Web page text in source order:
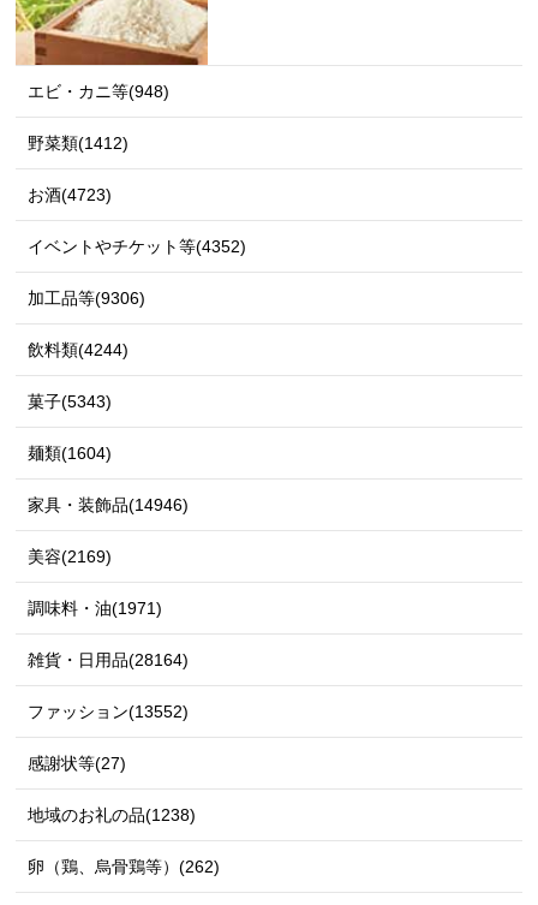
エビ・カニ等(948)
野菜類(1412)
お酒(4723)
イベントやチケット等(4352)
加工品等(9306)
飲料類(4244)
菓子(5343)
麺類(1604)
家具・装飾品(14946)
美容(2169)
調味料・油(1971)
雑貨・日用品(28164)
ファッション(13552)
感謝状等(27)
地域のお礼の品(1238)
卵（鶏、烏骨鶏等）(262)